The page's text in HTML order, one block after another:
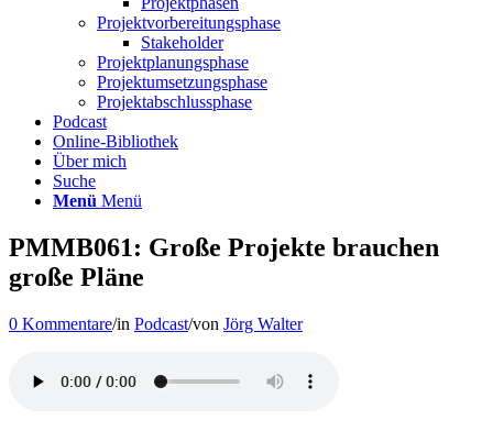
Projektvorbereitungsphase
Stakeholder
Projektplanungsphase
Projektumsetzungsphase
Projektabschlussphase
Podcast
Online-Bibliothek
Über mich
Suche
Menü Menü
PMMB061: Große Projekte brauchen
große Pläne
0 Kommentare/in Podcast/von Jörg Walter